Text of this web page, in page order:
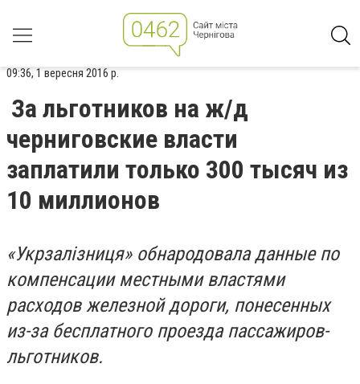
09:36, 1 вересня 2016 р.
За льготников на ж/д
черниговские власти
заплатили только 300 тысяч из
10 миллионов
«Укрзалізниця» обнародовала данные по
компенсации местными властями
расходов железной дороги, понесенных
из-за бесплатного проезда пассажиров-
льготников.